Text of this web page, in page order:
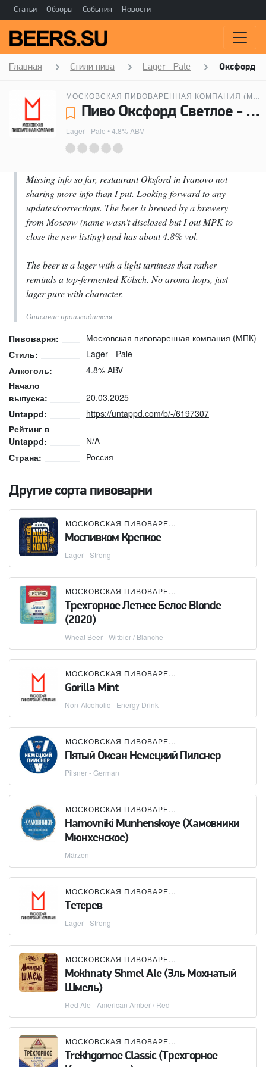
Статьи Обзоры События Новости
Главная Стили пива Lager - Pale Оксфорд
Пиво Оксфорд Светлое - Московская пивоваренная компания (МПК)
Lager - Pale • 4.8% ABV
Missing info so far, restaurant Oksford in Ivanovo not
sharing more info than I put. Looking forward to any
updates/corrections. The beer is brewed by a brewery
from Moscow (name wasn't disclosed but I out MPK to
close the new listing) and has about 4.8% vol.
The beer is a lager with a light tartiness that rather
reminds a top-fermented Kölsch. No aroma hops, just
lager pure with character.
Описание производителя
Пивоварня:
Московская пивоваренная компания (МПК)
Стиль:
Lager - Pale
Алкоголь:
4.8% ABV
Начало
выпуска:
20.03.2025
Untappd:
https://untappd.com/b/-/6197307
Рейтинг в
Untappd:
N/A
Страна:
Россия
Другие сорта пивоварни
МОСКОВСКАЯ ПИВОВАРЕННАЯ КОМПАНИЯ (МПК)
Моспивком Крепкое
Lager - Strong
МОСКОВСКАЯ ПИВОВАРЕННАЯ КОМПАНИЯ (МПК)
Трехгорное Летнее Белое Blonde
(2020)
Wheat Beer - Witbier / Blanche
МОСКОВСКАЯ ПИВОВАРЕННАЯ КОМПАНИЯ (МПК)
Gorilla Mint
Non-Alcoholic - Energy Drink
МОСКОВСКАЯ ПИВОВАРЕННАЯ КОМПАНИЯ (МПК)
Пятый Океан Немецкий Пилснер
Pilsner - German
МОСКОВСКАЯ ПИВОВАРЕННАЯ КОМПАНИЯ (МПК)
Hamovniki Munhenskoye (Хамовники
Мюнхенское)
Märzen
МОСКОВСКАЯ ПИВОВАРЕННАЯ КОМПАНИЯ (МПК)
Тетерев
Lager - Strong
МОСКОВСКАЯ ПИВОВАРЕННАЯ КОМПАНИЯ (МПК)
Mokhnaty Shmel Ale (Эль Мохнатый
Шмель)
Red Ale - American Amber / Red
МОСКОВСКАЯ ПИВОВАРЕННАЯ КОМПАНИЯ (МПК)
Trekhgornoe Classic (Трехгорное